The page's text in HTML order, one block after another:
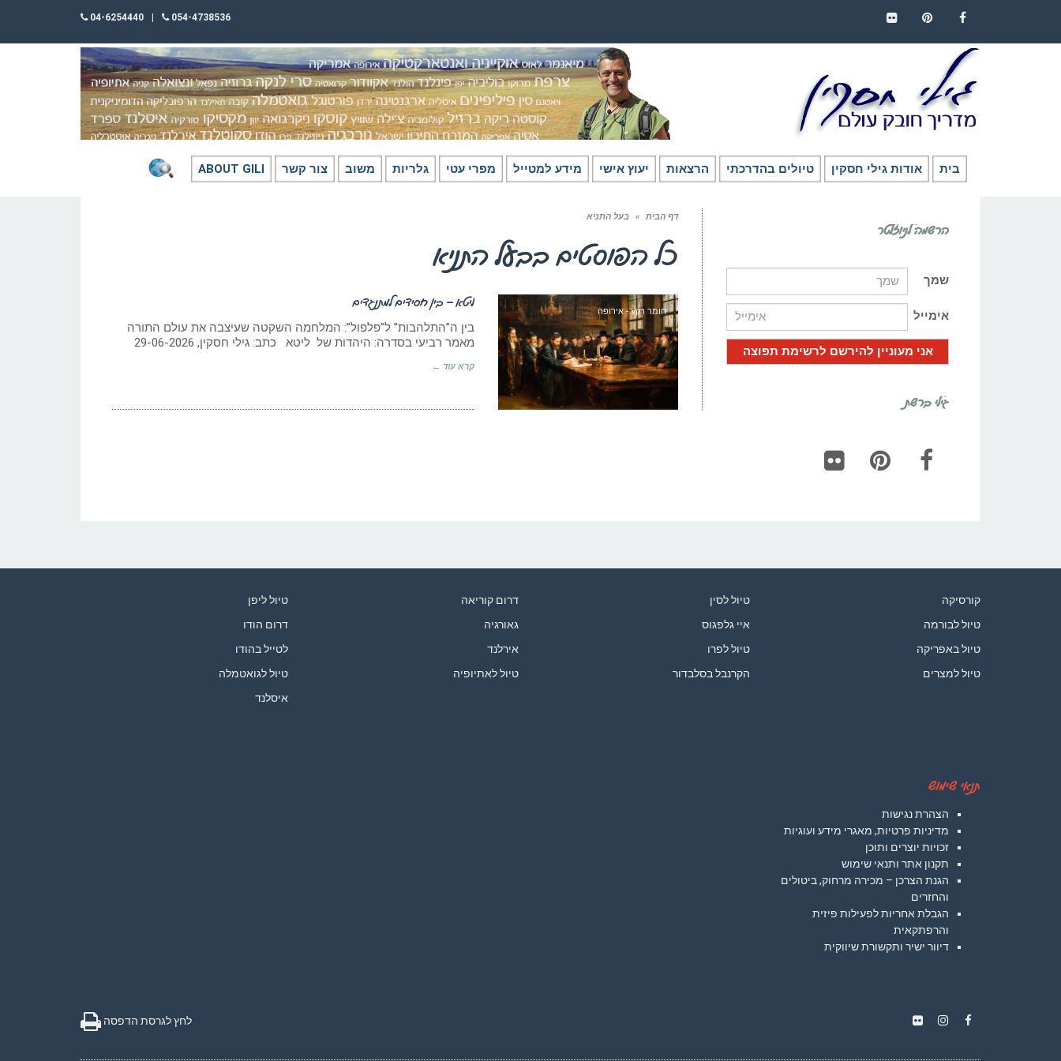
054-4738536
04-6254440
בית אודות גילי חסקין טיולים בהדרכתי הרצאות יעוץ אישי מידע למטייל מפרי עטי גלריות משוב צור קשר ABOUT GILI
דף הבית » בעל התניא
כל הפוסטים בבעל התניא
חומר רקע - אירופה
ליטא – בין חסידים למתנגדים
בין ה”התלהבות” ל”פלפול”: המלחמה השקטה שעיצבה את עולם התורה
מאמר רביעי בסדרה: היהדות של ליטא כתב: גילי חסקין, 29-06-2026
קרא עוד ←
הרשמה לניוזלטר
שמך
אימייל
גילי ברשת
קורסיקה
טיול לבורמה
טיול באפריקה
טיול למצרים
טיול לסין
איי גלפגוס
טיול לפרו
הקרנבל בסלבדור
דרום קוריאה
גאורגיה
אירלנד
טיול לאתיופיה
טיול ליפן
דרום הודו
לטייל בהודו
טיול לגואטמלה
איסלנד
תנאי שימוש
הצהרת נגישות
מדיניות פרטיות, מאגרי מידע ועוגיות
זכויות יוצרים ותוכן
תקנון אתר ותנאי שימוש
הגנת הצרכן – מכירה מרחוק, ביטולים
והחזרים
הגבלת אחריות לפעילות פיזית
והרפתקאית
דיוור ישיר ותקשורת שיווקית
לחץ לגרסת הדפסה